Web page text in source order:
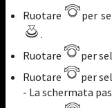
Ruotare
per
.
Ruotare
per
Ruotare
per
- La schermata